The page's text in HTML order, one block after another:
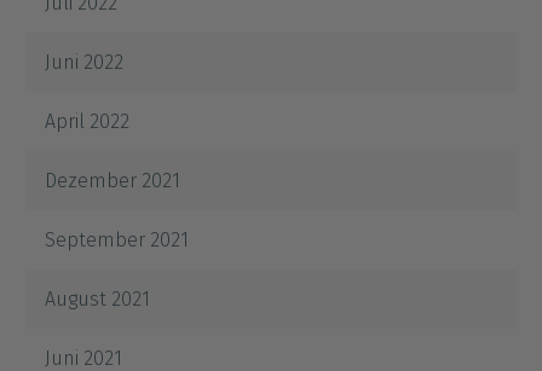
Juni 2022
April 2022
Dezember 2021
September 2021
August 2021
Juni 2021